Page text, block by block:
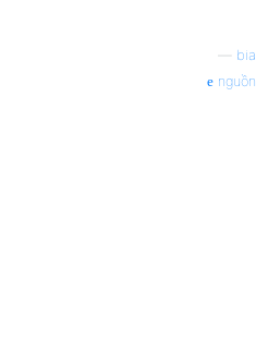
bia
nguồn